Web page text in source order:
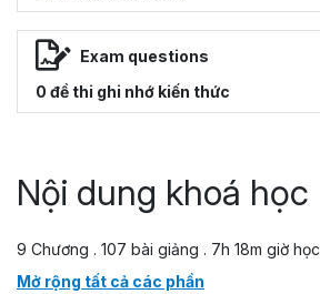
Exam questions
0 đề thi ghi nhớ kiến thức
Nội dung khoá học
9 Chương . 107 bài giảng . 7h 18m giờ học
Mở rộng tất cả các phần